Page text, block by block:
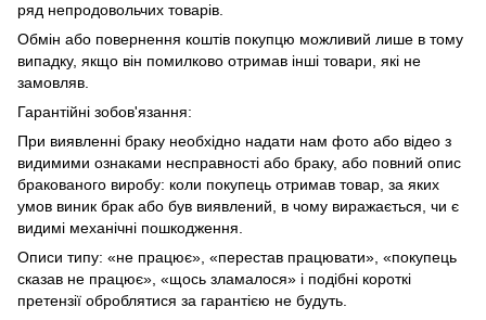
ряд непродовольчих товарів.
Обмін або повернення коштів покупцю можливий лише в тому
випадку, якщо він помилково отримав інші товари, які не
замовляв.
Гарантійні зобов'язання:
При виявленні браку необхідно надати нам фото або відео з
видимими ознаками несправності або браку, або повний опис
бракованого виробу: коли покупець отримав товар, за яких
умов виник брак або був виявлений, в чому виражається, чи є
видимі механічні пошкодження.
Описи типу: «не працює», «перестав працювати», «покупець
сказав не працює», «щось зламалося» і подібні короткі
претензії оброблятися за гарантією не будуть.